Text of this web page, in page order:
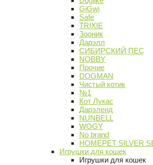
GiGwi
Safe
TRIXIE
Зооник
Дарэлл
СИБИРСКИЙ ПЕС
NOBBY
Прочие
DOGMAN
Чистый котик
№1
Кот Лукас
Дарэленд
NUNBELL
WOGY
No brand
HOMEPET SILVER
Игрушки для кошек
Игрушки для кошек